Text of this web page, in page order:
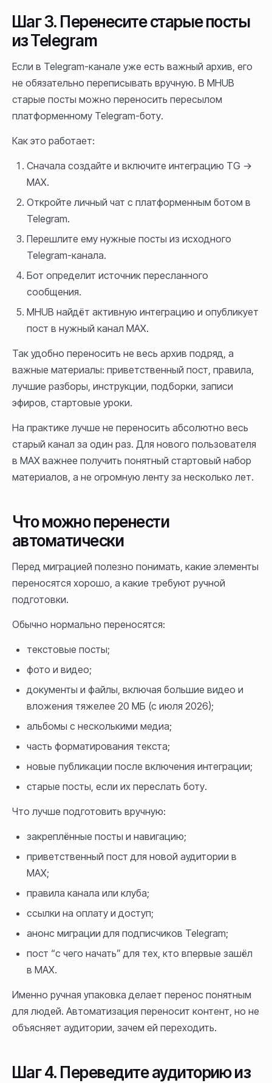
Шаг 3. Перенесите старые посты
из Telegram
Если в Telegram-канале уже есть важный архив, его
не обязательно переписывать вручную. В MHUB
старые посты можно переносить пересылом
платформенному Telegram-боту.
Как это работает:
Сначала создайте и включите интеграцию TG →
MAX.
Откройте личный чат с платформенным ботом в
Telegram.
Перешлите ему нужные посты из исходного
Telegram-канала.
Бот определит источник пересланного
сообщения.
MHUB найдёт активную интеграцию и опубликует
пост в нужный канал MAX.
Так удобно переносить не весь архив подряд, а
важные материалы: приветственный пост, правила,
лучшие разборы, инструкции, подборки, записи
эфиров, стартовые уроки.
На практике лучше не переносить абсолютно весь
старый канал за один раз. Для нового пользователя
в MAX важнее получить понятный стартовый набор
материалов, а не огромную ленту за несколько лет.
Что можно перенести
автоматически
Перед миграцией полезно понимать, какие элементы
переносятся хорошо, а какие требуют ручной
подготовки.
Обычно нормально переносятся:
текстовые посты;
фото и видео;
документы и файлы, включая большие видео и
вложения тяжелее 20 МБ (с июля 2026);
альбомы с несколькими медиа;
часть форматирования текста;
новые публикации после включения интеграции;
старые посты, если их переслать боту.
Что лучше подготовить вручную:
закреплённые посты и навигацию;
приветственный пост для новой аудитории в
MAX;
правила канала или клуба;
ссылки на оплату и доступ;
анонс миграции для подписчиков Telegram;
пост “с чего начать” для тех, кто впервые зашёл
в MAX.
Именно ручная упаковка делает перенос понятным
для людей. Автоматизация переносит контент, но не
объясняет аудитории, зачем ей переходить.
Шаг 4. Переведите аудиторию из